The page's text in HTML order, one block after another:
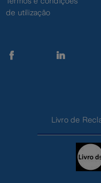
de utilização
Livro de